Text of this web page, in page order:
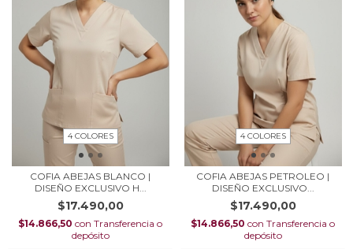
4 COLORES
COFIA ABEJAS BLANCO |
DISEÑO EXCLUSIVO H...
$17.490,00
$14.866,50 con Transferencia o
depósito
4 COLORES
COFIA ABEJAS PETROLEO |
DISEÑO EXCLUSIVO...
$17.490,00
$14.866,50 con Transferencia o
depósito